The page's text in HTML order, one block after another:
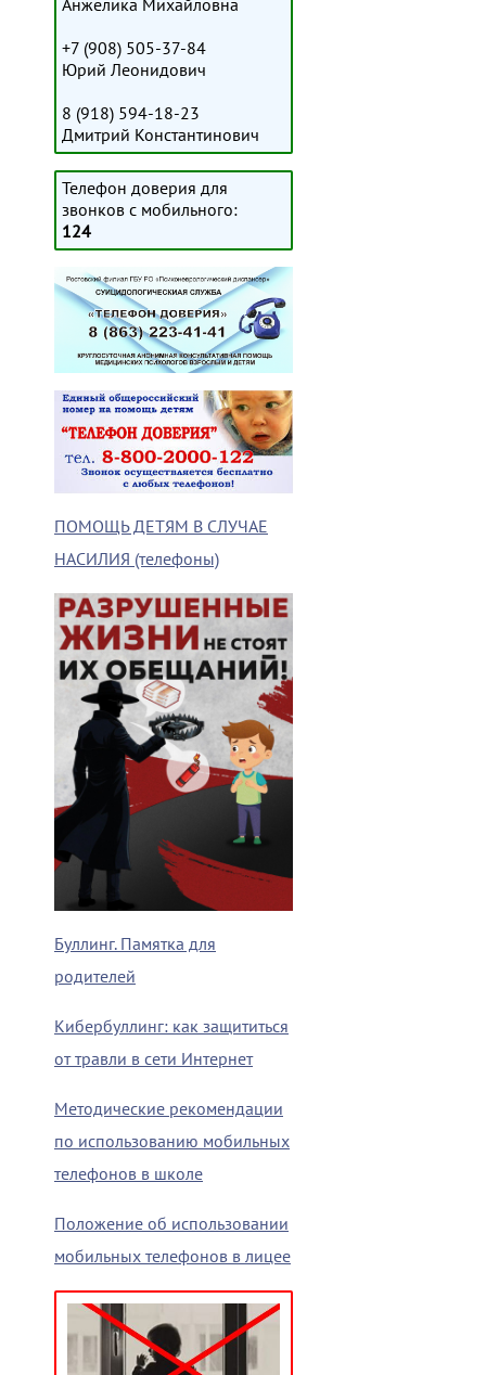
Анжелика Михайловна
+7 (908) 505-37-84
Юрий Леонидович
8 (918) 594-18-23
Дмитрий Константинович
Телефон доверия для
звонков с мобильного:
124
ПОМОЩЬ ДЕТЯМ В СЛУЧАЕ
НАСИЛИЯ (телефоны)
Буллинг. Памятка для
родителей
Кибербуллинг: как защититься
от травли в сети Интернет
Методические рекомендации
по использованию мобильных
телефонов в школе
Положение об использовании
мобильных телефонов в лицее